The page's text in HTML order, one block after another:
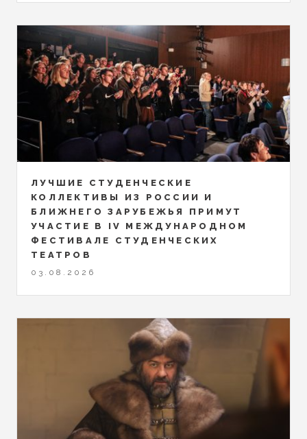
ЛУЧШИЕ СТУДЕНЧЕСКИЕ
КОЛЛЕКТИВЫ ИЗ РОССИИ И
БЛИЖНЕГО ЗАРУБЕЖЬЯ ПРИМУТ
УЧАСТИЕ В IV МЕЖДУНАРОДНОМ
ФЕСТИВАЛЕ СТУДЕНЧЕСКИХ
ТЕАТРОВ
03.08.2026